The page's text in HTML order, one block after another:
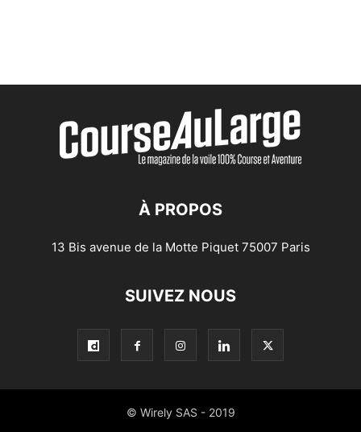
À PROPOS
13 Bis avenue de la Motte Piquet 75007 Paris
SUIVEZ NOUS
© Wirely SAS - 2019